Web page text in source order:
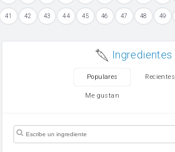
41 42 43 44 45 46 47 48 49
Ingredientes
Populares Recientes
Me gustan